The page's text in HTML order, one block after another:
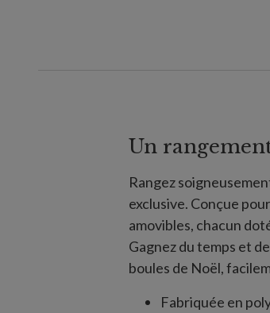
Un
Rangez
exclusive. Conçue
amovibles, chacun
Gagnez du temps et
boules de Noël,
Fabriquée en